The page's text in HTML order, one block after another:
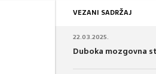
VEZANI SADRŽAJ
22.03.2025.
Duboka mozgovna